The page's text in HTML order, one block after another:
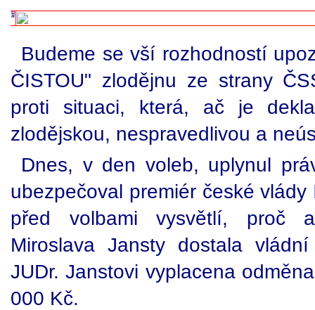
Budeme se vší rozhodností
ČISTOU" zlodějnu ze strany
proti situaci, která, ač je
zlodějskou, nespravedlivou a
Dnes, v den voleb, uplynul
ubezpečoval premiér české
před volbami vysvětlí, proč
Miroslava Jansty dostala
JUDr. Janstovi vyplacena
000 Kč.